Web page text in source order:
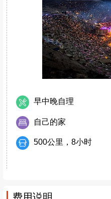
早中晚自理
自己的家
500公里，8小时